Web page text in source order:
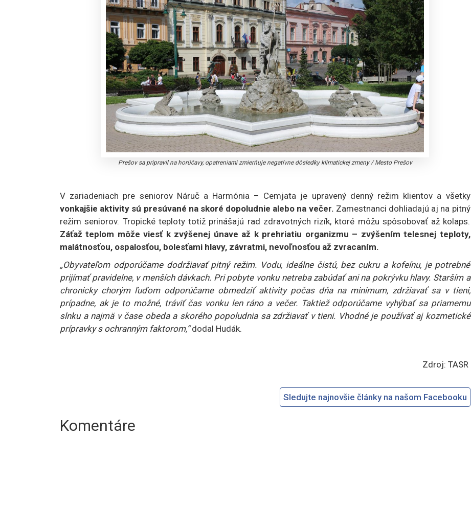
Prešov sa pripravil na horúčavy, opatreniami zmierňuje negatívne dôsledky klimatickej zmeny/Mesto Prešov
V zariadeniach pre seniorov Náruč a Harmónia – Cemjata je upravený denný režim klientov a všetky
vonkajšie aktivity sú presúvané na skoré dopoludnie alebo na večer. Zamestnanci dohliadajú aj na pitný
režim seniorov. Tropické teploty totiž prinášajú rad zdravotných rizík, ktoré môžu spôsobovať až kolaps.
Záťaž teplom môže viesť k zvýšenej únave až k prehriatiu organizmu – zvýšením telesnej teploty,
malátnosťou, ospalosťou, bolesťami hlavy, závratmi, nevoľnosťou až zvracaním.
„Obyvateľom odporúčame dodržiavať pitný režim. Vodu, ideálne čistú, bez cukru a kofeínu, je potrebné
prijímať pravidelne, v menších dávkach. Pri pobyte vonku netreba zabúdať ani na pokrývku hlavy. Starším a
chronicky chorým ľuďom odporúčame obmedziť aktivity počas dňa na minimum, zdržiavať sa v tieni,
prípadne, ak je to možné, tráviť čas vonku len ráno a večer. Taktiež odporúčame vyhýbať sa priamemu
slnku a najmä v čase obeda a skorého popoludnia sa zdržiavať v tieni. Vhodné je používať aj kozmetické
prípravky s ochranným faktorom,“dodal Hudák.
Zdroj: TASR
Sledujte najnovšie články na našom Facebooku
Komentáre